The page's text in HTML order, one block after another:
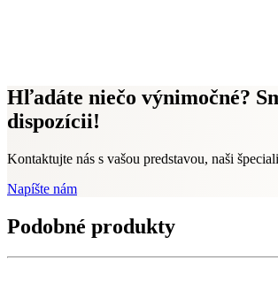
Hľadáte niečo výnimočné?
dispozícii!
Kontaktujte nás s vašou predstavou, naši
Napíšte nám
Podobné produkty